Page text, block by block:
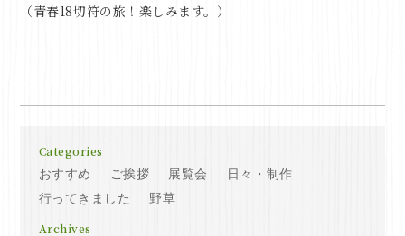
（青春18切符の旅！楽しみます。）
Categories
おすすめ ご挨拶 展覧会
日々・制作
行ってきました
野草
Archives